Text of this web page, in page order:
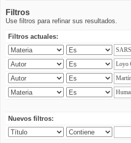
Filtros
Use filtros para refinar sus resultados.
Filtros actuales:
Nuevos filtros: